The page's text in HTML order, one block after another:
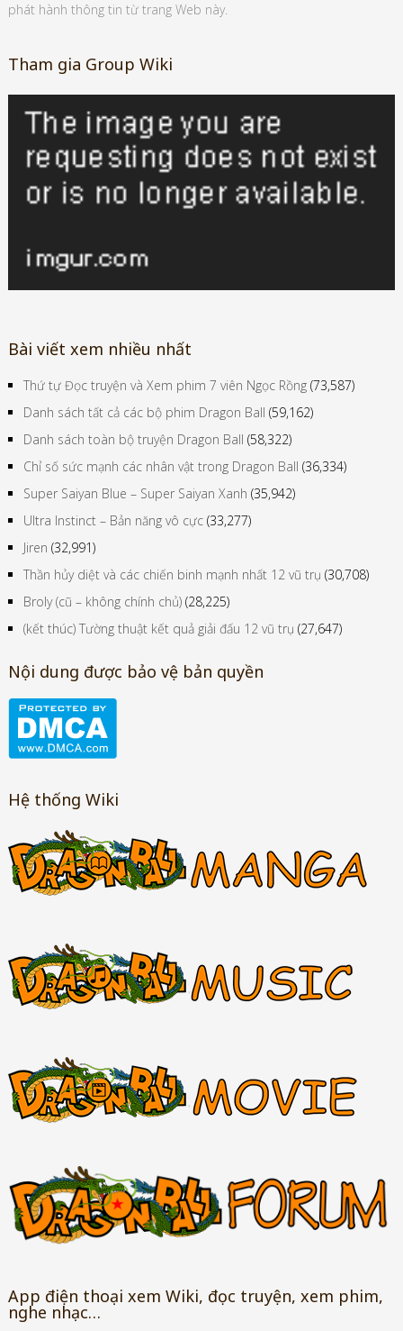
phát hành thông tin từ trang Web này.
Tham gia Group Wiki
Bài viết xem nhiều nhất
Thứ tự Đọc truyện và Xem phim 7 viên Ngọc Rồng (73,587)
Danh sách tất cả các bộ phim Dragon Ball (59,162)
Danh sách toàn bộ truyện Dragon Ball (58,322)
Chỉ số sức mạnh các nhân vật trong Dragon Ball (36,334)
Super Saiyan Blue – Super Saiyan Xanh (35,942)
Ultra Instinct – Bản năng vô cực (33,277)
Jiren (32,991)
Thần hủy diệt và các chiến binh mạnh nhất 12 vũ trụ (30,708)
Broly (cũ – không chính chủ) (28,225)
(kết thúc) Tường thuật kết quả giải đấu 12 vũ trụ (27,647)
Nội dung được bảo vệ bản quyền
Hệ thống Wiki
App điện thoại xem Wiki, đọc truyện, xem phim,
nghe nhạc…